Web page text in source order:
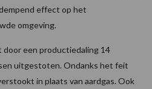
effect op het
omgeving.
een productiedaling 14
uitgestoten. Ondanks het feit
in plaats van aardgas. Ook